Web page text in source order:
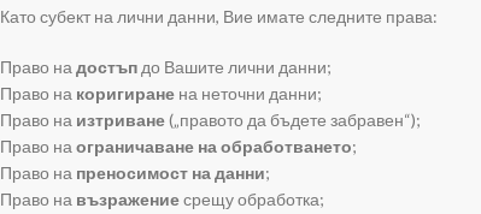
Като субект на лични данни, Вие имате следните права:
Право на достъп до Вашите лични данни;
Право на коригиране на неточни данни;
Право на изтриване(„правото да бъдете забравен“);
Право на ограничаване на обработването;
Право на преносимост на данни;
Право на възражениесрещу обработка;